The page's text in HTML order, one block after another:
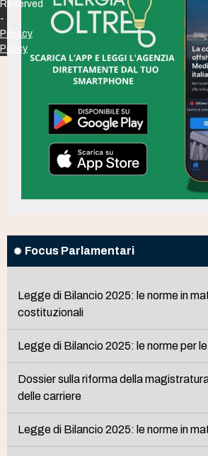
Focus Parlamentari
Legge di Bilancio 2025: le norme in
costituzionali
Legge di Bilancio 2025: le norme per
Dossier sulla riforma della
delle carriere
Legge di Bilancio 2025: le norme in
Reserved
-
Privacy
Policy